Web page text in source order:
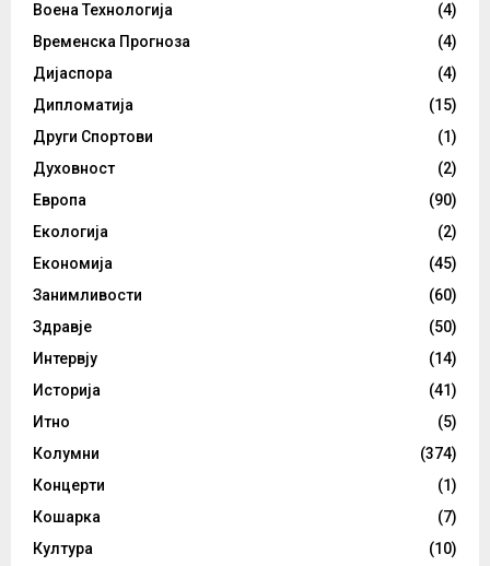
Воена Технологија
(4)
Временска Прогноза
(4)
Дијаспора
(4)
Дипломатија
(15)
Други Спортови
(1)
Духовност
(2)
Европа
(90)
Екологија
(2)
Економија
(45)
Занимливости
(60)
Здравје
(50)
Интервју
(14)
Историја
(41)
Итно
(5)
Колумни
(374)
Концерти
(1)
Кошарка
(7)
Култура
(10)